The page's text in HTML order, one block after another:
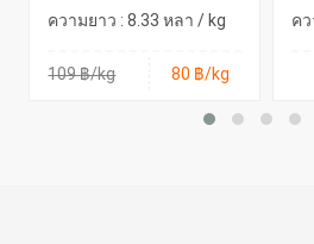
ความยาว : 8.33 หลา / kg
109 ฿/kg 80 ฿/kg
ค